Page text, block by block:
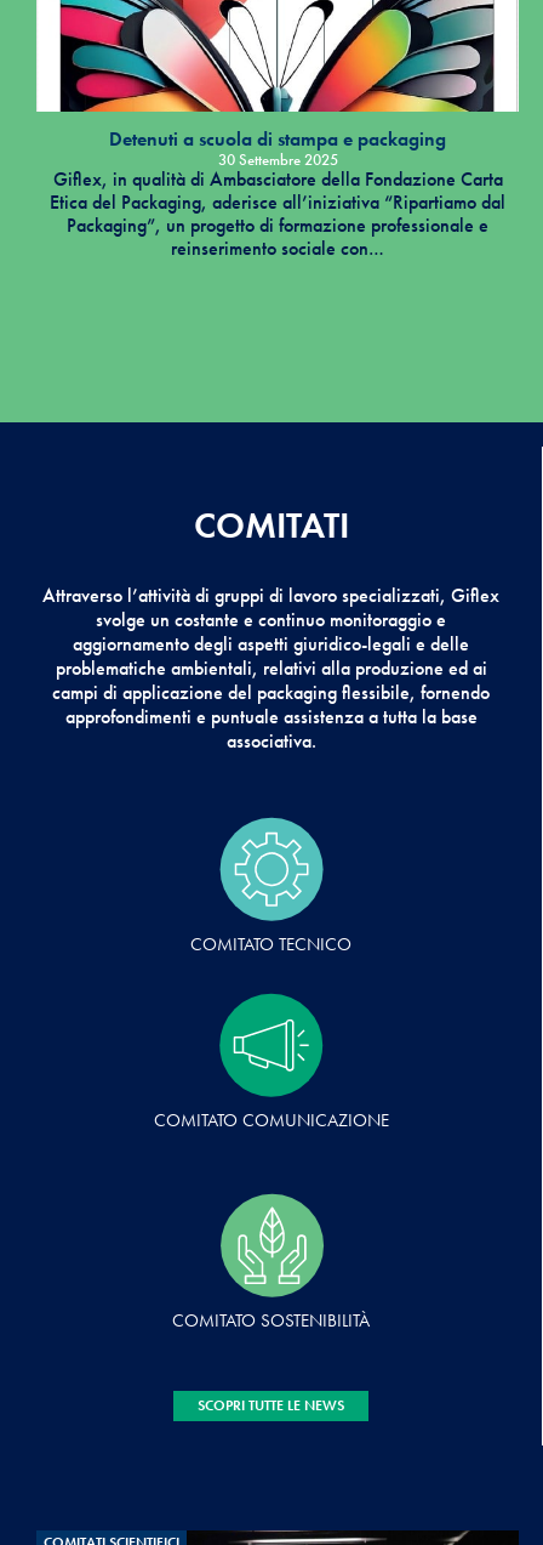
Detenuti a scuola di stampa e packaging
30 Settembre 2025
Giflex, in qualità di Ambasciatore della Fondazione Carta
Etica del Packaging, aderisce all’iniziativa “Ripartiamo dal
Packaging”, un progetto di formazione professionale e
reinserimento sociale con…
COMITATI
Attraverso l’attività di gruppi di lavoro specializzati, Giflex
svolge un costante e continuo monitoraggio e
aggiornamento degli aspetti giuridico-legali e delle
problematiche ambientali, relativi alla produzione ed ai
campi di applicazione del packaging flessibile, fornendo
approfondimenti e puntuale assistenza a tutta la base
associativa.
COMITATO TECNICO
COMITATO COMUNICAZIONE
COMITATO SOSTENIBILITÀ
SCOPRI TUTTE LE NEWS